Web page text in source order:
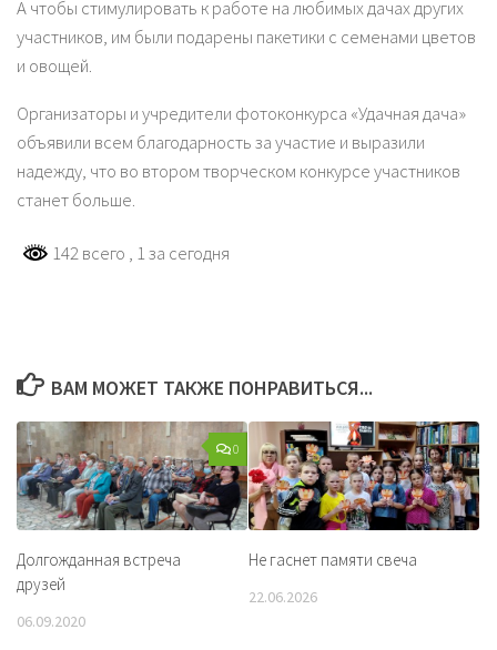
А чтобы стимулировать к работе на любимых дачах других
участников, им были подарены пакетики с семенами цветов
и овощей.
Организаторы и учредители фотоконкурса «Удачная дача»
объявили всем благодарность за участие и выразили
надежду, что во втором творческом конкурсе участников
станет больше.
142 всего , 1 за сегодня
ВАМ МОЖЕТ ТАКЖЕ ПОНРАВИТЬСЯ...
0
Долгожданная встреча
друзей
06.09.2020
Не гаснет памяти свеча
22.06.2026